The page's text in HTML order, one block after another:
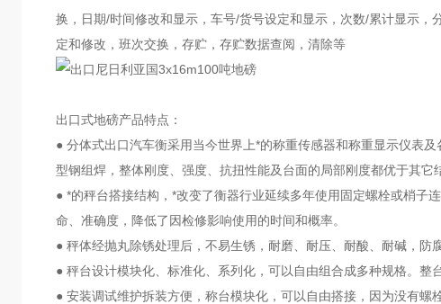
换，日期/时间修改和显示，车号/货号设定和显示，次数/累计显示
定和修改，班次交换，存贮，存贮数据查阅，清除等
出口式地磅产品特点：
● 分体式出口汽车衡采用当今世界上*的称重传感器和称重显示仪表
型钢组焊，整体刚度、强度、抗扭性能及台面的局部刚度都优于其它
● *的秤台搭接结构，*改变了衡器行业延续多年使用固定螺栓或梢子
命、准确度，降低了因检修影响使用的时间和概率。
● 秤体经抛丸除锈处理后，不易生锈，耐磨、耐压、耐酸、耐碱，防
● 秤台设计模块化、标准化、系列化，可以自由组合成多种规格。整
● 安装调试维护拆装方便，称台模块化，可以自由搭接，因为没有螺